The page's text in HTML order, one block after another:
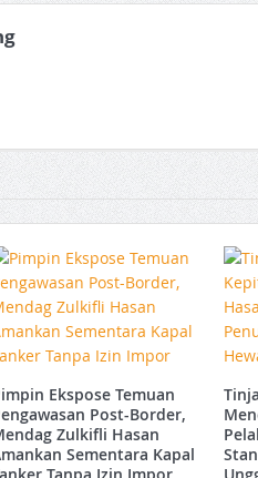
Ekspose Temuan
Post-Border,
Zulkifli Hasan
Sementara Kapal